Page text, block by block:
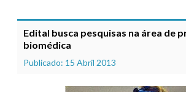
Edital busca pesquisas na área de
biomédica
Publicado: 15 Abril 2013